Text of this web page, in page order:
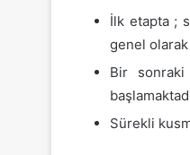
İlk etapta ;
genel olarak
Bir sonraki
Sürekli